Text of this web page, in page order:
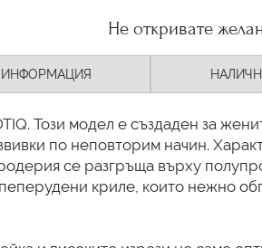
Не откривате
ИНФОРМАЦИЯ
Този модел е създаден за
по неповторим начин.
се разгръща върху
криле, които нежно